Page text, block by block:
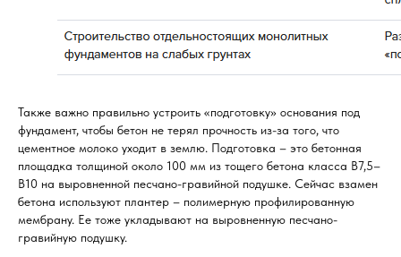
Также важно правильно устроить «подготовку» основания под
фундамент, чтобы бетон не терял прочность из-за того, что
цементное молоко уходит в землю. Подготовка – это бетонная
площадка толщиной около 100 мм из тощего бетона класса В7,5–
В10 на выровненной песчано-гравийной подушке. Сейчас взамен
бетона используют плантер – полимерную профилированную
мембрану. Ее тоже укладывают на выровненную песчано-
гравийную подушку.